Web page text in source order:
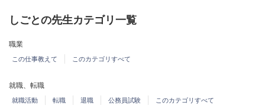
しごとの先生カテゴリ一覧
職業
この仕事教えて このカテゴリすべて
就職、転職
就職活動 転職 退職 公務員試験 このカテゴリすべて